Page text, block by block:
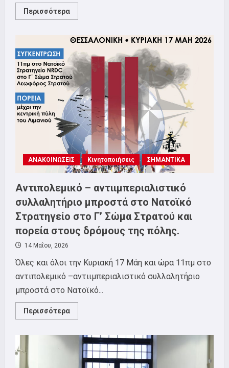
Περισσότερα
more
για
υγεία,
αποκατάσταση
και
ειδική
αγωγή
ΑΜΕΑ
στο
ύψος
των
αναγκών,
Σάββατο
23/5
11π.μ
Υπουργείο
Μακεδονίας
Θράκης
ΑΝΑΚΟΙΝΩΣΕΙΣ Κινητοποιήσεις ΣΗΜΑΝΤΙΚΑ
Αντιπολεμικό – αντιιμπεριαλιστικό
συλλαλητήριο μπροστά στο Νατοϊκό
Στρατηγείο στο Γ’ Σώμα Στρατού και
πορεία στους δρόμους της πόλης.
14 Μαΐου, 2026
Όλες και όλοι την Κυριακή 17 Μάη και ώρα 11πμ στο
αντιπολεμικό –αντιιμπεριαλιστικό συλλαλητήριο
μπροστά στο Νατοϊκό...
Περισσότερα
more
αντιιμπεριαλιστικό
συλλαλητήριο
μπροστά